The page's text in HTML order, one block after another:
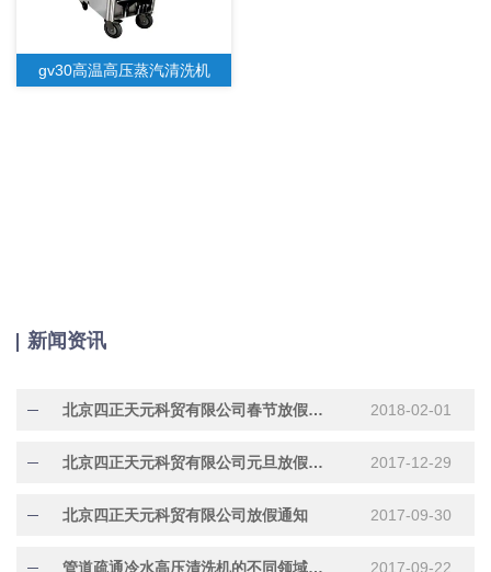
gv30高温高压蒸汽清洗机
新闻资讯
北京四正天元科贸有限公司春节放假通知 2018-02-01
北京四正天元科贸有限公司元旦放假通知 2017-12-29
北京四正天元科贸有限公司放假通知 2017-09-30
管道疏通冷水高压清洗机的不同领域的应用 2017-09-22